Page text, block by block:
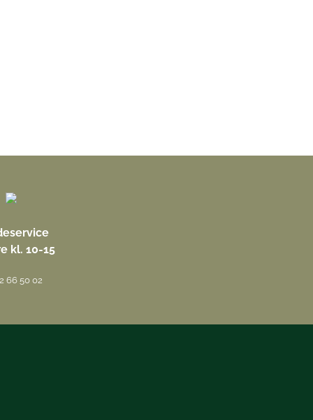
kl. 10-15
66 50 02